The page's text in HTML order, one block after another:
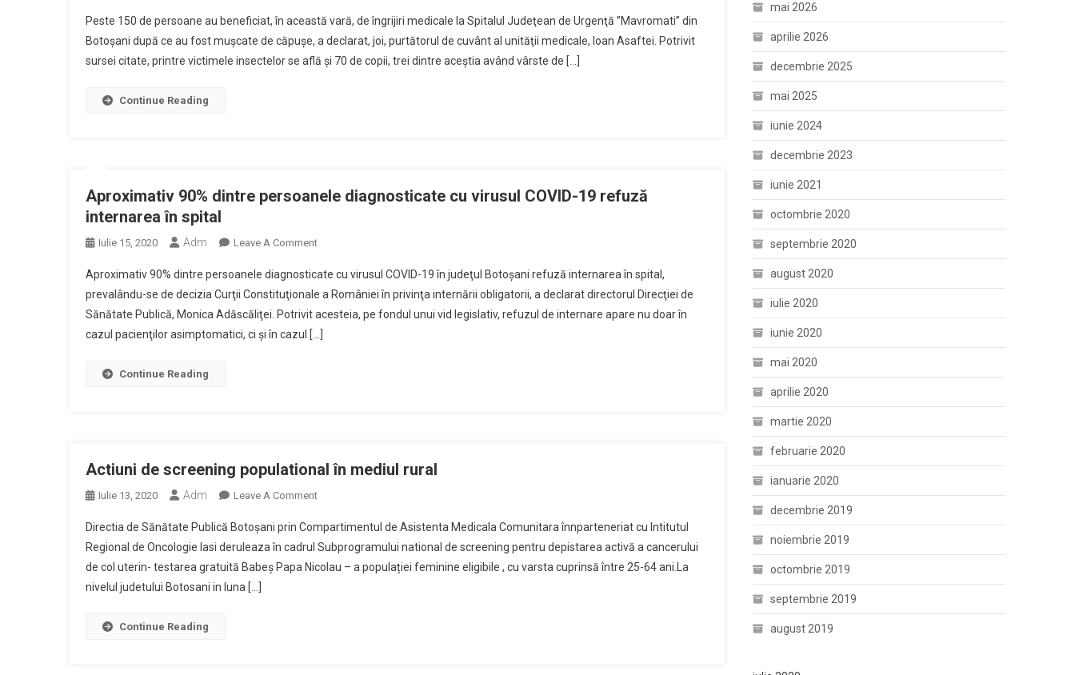
150
De
Persoane
Au
De
Peste 150 de persoane au beneficiat, în această vară, de îngrijiri medicale la Spitalul Judeţean de Urgenţă ”Mavromati” din
Botoşani după ce au fost muşcate de căpuşe, a declarat, joi, purtătorul de cuvânt al unităţii medicale, Ioan Asaftei. Potrivit
sursei citate, printre victimele insectelor se află şi 70 de copii, trei dintre aceştia având vârste de […]
Continue Reading
Aproximativ 90% dintre persoanele diagnosticate cu virusul COVID-19 refuză
internarea în spital
Iulie 15, 2020 Adm Leave A CommentOn
90%
Dintre
Persoanele
Aproximativ 90% dintre persoanele diagnosticate cu virusul COVID-19 în judeţul Botoşani refuză internarea în spital,
prevalându-se de decizia Curţii Constituţionale a României în privinţa internării obligatorii, a declarat directorul Direcţiei de
Sănătate Publică, Monica Adăscăliţei. Potrivit acesteia, pe fondul unui vid legislativ, refuzul de internare apare nu doar în
cazul pacienţilor asimptomatici, ci şi în cazul […]
Continue Reading
Actiuni de screening populational în mediul rural
Iulie 13, 2020 Adm Leave A CommentOn
De
Screening
Populational
Directia de Sănătate Publică Botoșani prin Compartimentul de Asistenta Medicala Comunitara înnparteneriat cu Intitutul
Regional de Oncologie Iasi deruleaza în cadrul Subprogramului national de screening pentru depistarea activă a cancerului
de col uterin- testarea gratuită Babeș Papa Nicolau – a populației feminine eligibile , cu varsta cuprinsă între 25-64 ani.La
nivelul judetului Botosani in luna […]
Continue Reading
mai 2026
aprilie 2026
decembrie 2025
mai 2025
iunie 2024
decembrie 2023
iunie 2021
octombrie 2020
septembrie 2020
august 2020
iulie 2020
iunie 2020
mai 2020
aprilie 2020
martie 2020
februarie 2020
ianuarie 2020
decembrie 2019
noiembrie 2019
octombrie 2019
septembrie 2019
august 2019